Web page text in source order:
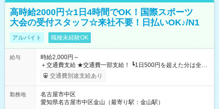
高時給2000円☆1日4時間でOK！国際スポーツ
大会の受付スタッフ☆来社不要！日払いOK♪/N1
アルバイト 職種未経験OK
給与
時給2,000円～
＋交通費支給 ★交通費一部支給！ ┗1日500円を超えた分は全額
支給！ ※往復500円以内の方は自己負担となります ★日払い
OK！（規定あり） ┗働いたその日に現金GET♪ お仕事後はコン
期間なし
交通費別途支給あり
勤務地
名古屋市中区
愛知県名古屋市中区金山（最寄り駅：金山駅）